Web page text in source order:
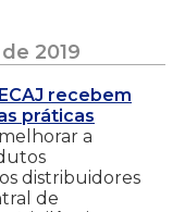
2019
recebem
práticas
a
distribuidores
de